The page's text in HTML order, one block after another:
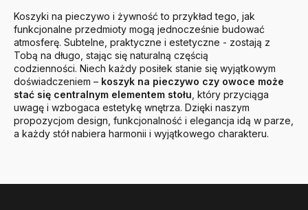
Koszyki na pieczywo i żywność to przykład tego, jak
funkcjonalne przedmioty mogą jednocześnie budować
atmosferę. Subtelne, praktyczne i estetyczne - zostają z
Tobą na długo, stając się naturalną częścią
codzienności. Niech każdy posiłek stanie się wyjątkowym
doświadczeniem – koszyk na pieczywo czy owoce może
stać się centralnym elementem stołu , który przyciąga
uwagę i wzbogaca estetykę wnętrza. Dzięki naszym
propozycjom design, funkcjonalność i elegancja idą w parze,
a każdy stół nabiera harmonii i wyjątkowego charakteru.